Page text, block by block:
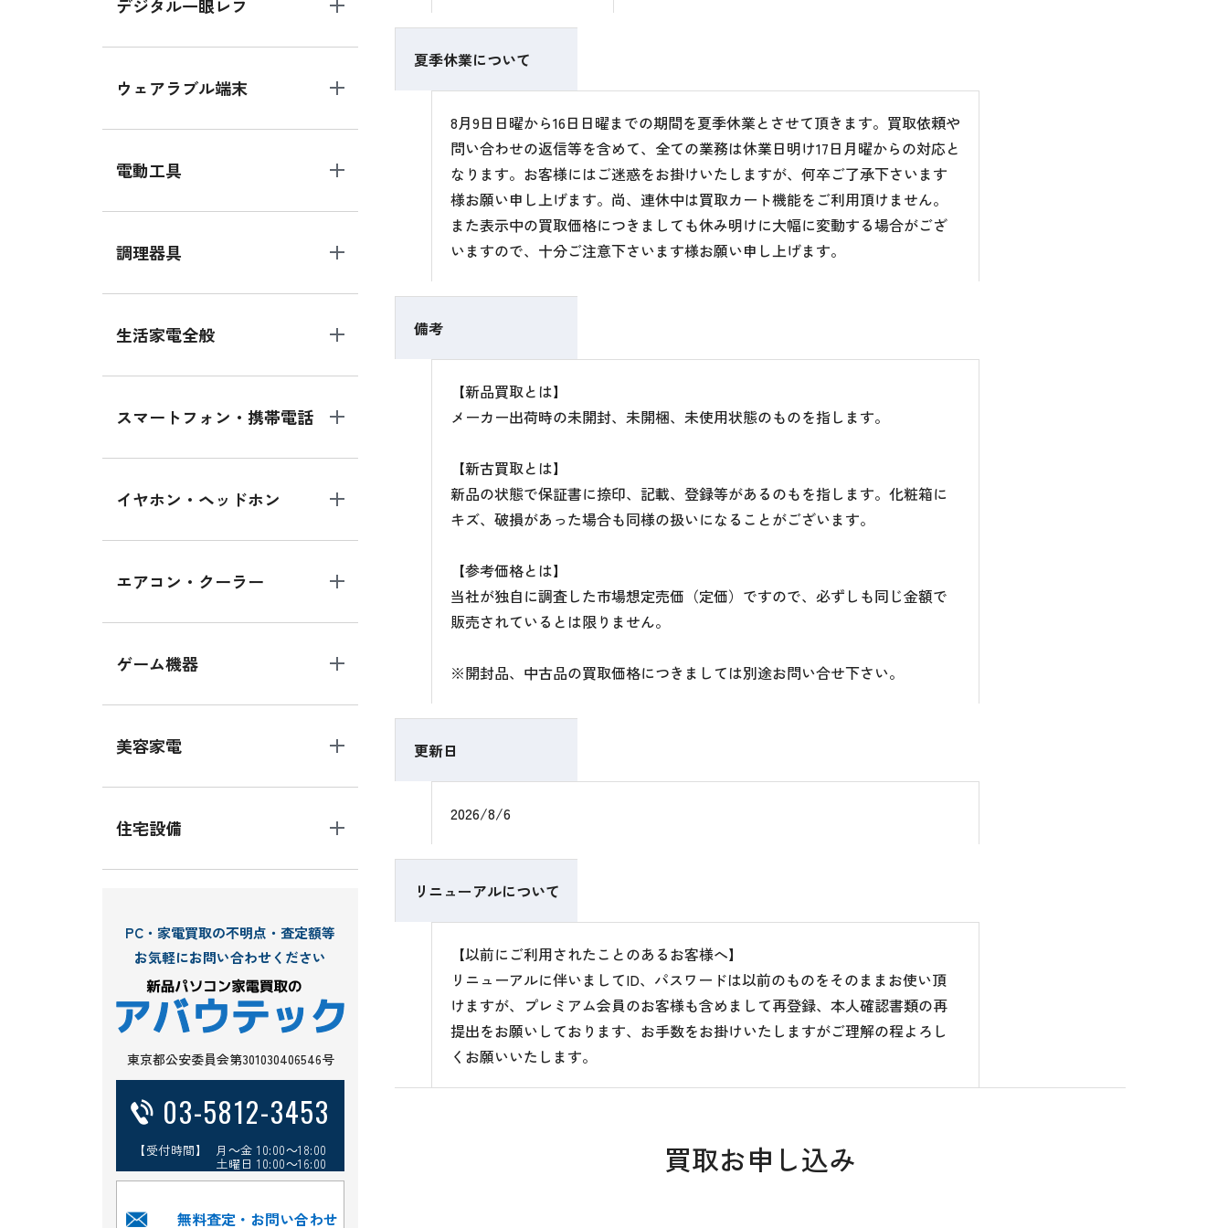
デジタル一眼レフ
ウェアラブル端末
電動工具
調理器具
生活家電全般
スマートフォン・携帯電話
イヤホン・ヘッドホン
エアコン・クーラー
ゲーム機器
美容家電
住宅設備
PC・家電買取の不明点・査定額等
お気軽にお問い合わせください
東京都公安委員会第301030406546号
03-5812-3453
【受付時間】 月～金 10:00～18:00
土曜日 10:00～16:00
無料査定・お問い合わせ
夏季休業について
8月9日日曜から16日日曜までの期間を夏季休業とさせて頂きます。買取依頼や
問い合わせの返信等を含めて、全ての業務は休業日明け17日月曜からの対応と
なります。お客様にはご迷惑をお掛けいたしますが、何卒ご了承下さいます
様お願い申し上げます。尚、連休中は買取カート機能をご利用頂けません。
また表示中の買取価格につきましても休み明けに大幅に変動する場合がござ
いますので、十分ご注意下さいます様お願い申し上げます。
備考
【新品買取とは】
メーカー出荷時の未開封、未開梱、未使用状態のものを指します。
【新古買取とは】
新品の状態で保証書に捺印、記載、登録等があるのもを指します。化粧箱に
キズ、破損があった場合も同様の扱いになることがございます。
【参考価格とは】
当社が独自に調査した市場想定売価（定価）ですので、必ずしも同じ金額で
販売されているとは限りません。
※開封品、中古品の買取価格につきましては別途お問い合せ下さい。
更新日
2026/8/6
リニューアルについて
【以前にご利用されたことのあるお客様へ】
リニューアルに伴いましてID、パスワードは以前のものをそのままお使い頂
けますが、プレミアム会員のお客様も含めまして再登録、本人確認書類の再
提出をお願いしております、お手数をお掛けいたしますがご理解の程よろし
くお願いいたします。
買取お申し込み